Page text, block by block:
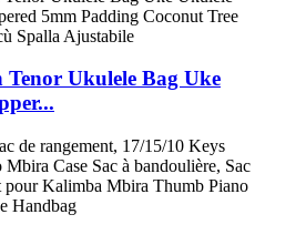
Tenor Ukulele Bag Uke